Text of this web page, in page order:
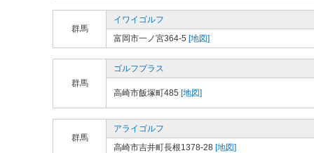
群馬
イワイゴルフ
富岡市一ノ宮364-5 [地図]
群馬
ゴルフプラス
高崎市飯塚町485 [地図]
群馬
アライゴルフ
高崎市吉井町長根1378-28 [地図]